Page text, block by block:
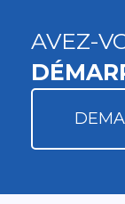
AVEZ-